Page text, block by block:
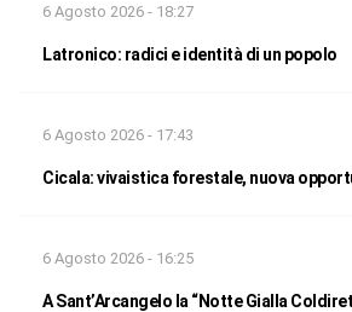
6 Agosto 2026 - 18:27
Latronico: radici e identità di un popolo
6 Agosto 2026 - 17:43
Cicala: vivaistica forestale, nuova
6 Agosto 2026 - 16:25
A Sant’Arcangelo la “Notte Gialla